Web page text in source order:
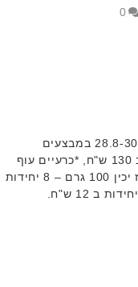
0
רשת חביב סוגרת את הסוף שבוע 28.8-30.8.2024 במבצעים
מיוחדים. לדוגמא: *שניצל עוף טרי 3 ק"ג ב 130 ש"ח, *כרעיים עוף
טרי 4 ק"ג ב 100 ש"ח, רסק עגבניות מרוכז יכין 100 גרם – 8 יחידות
ב 14 ש"ח, קמח לבן/קמח מנופה 1 ק"ג- 3 יחידות ב 12 ש"ח.